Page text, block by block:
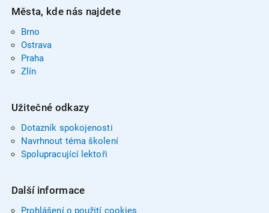
Města, kde nás najdete
Brno
Ostrava
Praha
Zlín
Užitečné odkazy
Dotazník spokojenosti
Navrhnout téma školení
Spolupracující lektoři
Další informace
Prohlášení o použití cookies